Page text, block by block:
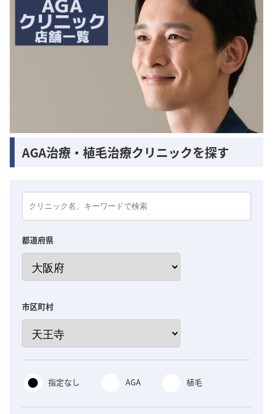
AGA治療・植毛治療クリニックを探す
都道府県
市区町村
指定なし AGA 植毛